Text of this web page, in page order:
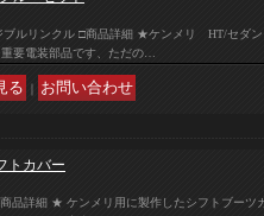
リンクル □商品詳細 ★ケンメリ HT/セダン
要電装部品です、ただの…
｜
トカバー
品詳細 ★ ケンメリ用に製作したシフトブーツ